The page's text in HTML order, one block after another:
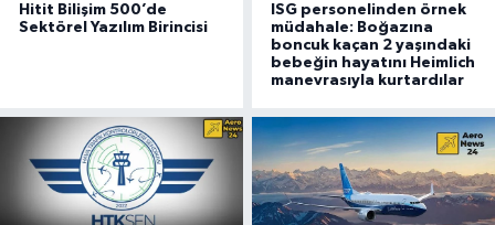
Hitit Bilişim 500’de
Sektörel Yazılım Birincisi
ISG personelinden örnek
müdahale: Boğazına
boncuk kaçan 2 yaşındaki
bebeğin hayatını Heimlich
manevrasıyla kurtardılar